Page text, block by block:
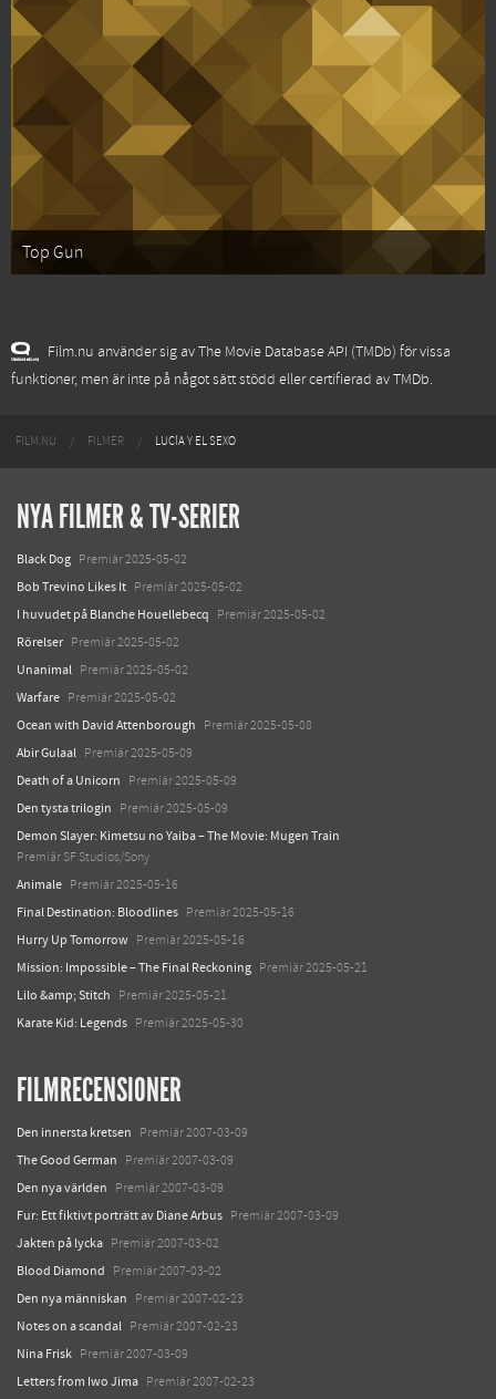
Top Gun
Film.nu använder sig av The Movie Database API (TMDb) för vissa
funktioner, men är inte på något sätt stödd eller certifierad av TMDb.
FILM.NU FILMER LUCÍA Y EL SEXO
NYA FILMER & TV-SERIER
Black Dog Premiär 2025-05-02
Bob Trevino Likes It Premiär 2025-05-02
I huvudet på Blanche Houellebecq Premiär 2025-05-02
Rörelser Premiär 2025-05-02
Unanimal Premiär 2025-05-02
Warfare Premiär 2025-05-02
Ocean with David Attenborough Premiär 2025-05-08
Abir Gulaal Premiär 2025-05-09
Death of a Unicorn Premiär 2025-05-09
Den tysta trilogin Premiär 2025-05-09
Demon Slayer: Kimetsu no Yaiba – The Movie: Mugen Train
Premiär SF Studios/Sony
Animale Premiär 2025-05-16
Final Destination: Bloodlines Premiär 2025-05-16
Hurry Up Tomorrow Premiär 2025-05-16
Mission: Impossible – The Final Reckoning Premiär 2025-05-21
Lilo &amp; Stitch Premiär 2025-05-21
Karate Kid: Legends Premiär 2025-05-30
FILMRECENSIONER
Den innersta kretsen Premiär 2007-03-09
The Good German Premiär 2007-03-09
Den nya världen Premiär 2007-03-09
Fur: Ett fiktivt porträtt av Diane Arbus Premiär 2007-03-09
Jakten på lycka Premiär 2007-03-02
Blood Diamond Premiär 2007-03-02
Den nya människan Premiär 2007-02-23
Notes on a scandal Premiär 2007-02-23
Nina Frisk Premiär 2007-03-09
Letters from Iwo Jima Premiär 2007-02-23